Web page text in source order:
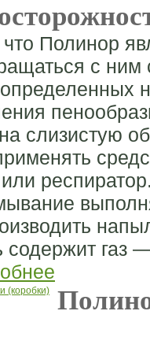
Полинор
с ним
слизистую
или
содержит